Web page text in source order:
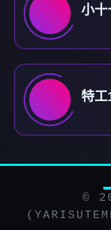
小十
特工
©